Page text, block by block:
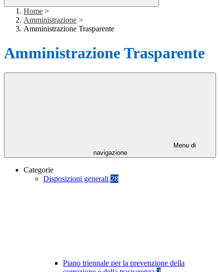
Home >
Amministrazione >
Amministrazione Trasparente
Amministrazione Trasparente
Menu di
navigazione
Categorie
Disposizioni generali 28
Piano triennale per la prevenzione della